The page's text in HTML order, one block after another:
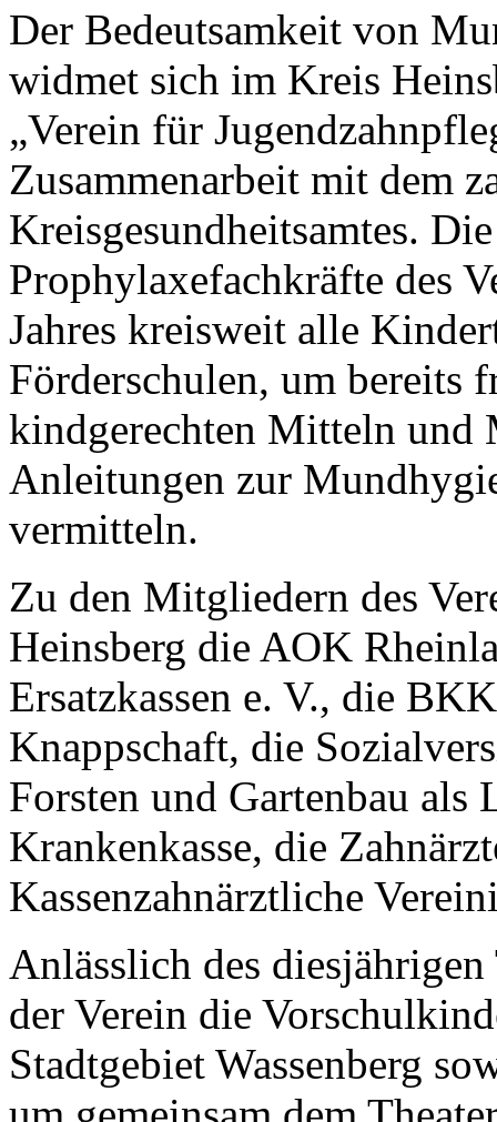
Der Bedeutsamkeit von
widmet sich im Kreis
„Verein für
Zusammenarbeit mit dem
Kreisgesundheitsamtes.
Prophylaxefachkräfte des
Jahres kreisweit alle
Förderschulen, um bereits
kindgerechten Mitteln und
Anleitungen zur
vermitteln.
Zu den Mitgliedern des
Heinsberg die AOK
Ersatzkassen e. V., die
Knappschaft, die
Forsten und Gartenbau als
Krankenkasse, die
Kassenzahnärztliche
Anlässlich des
der Verein die
Stadtgebiet Wassenberg